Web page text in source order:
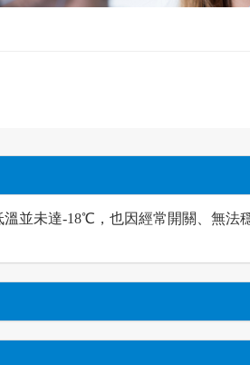
並未達-18℃，也因經常開關、無法